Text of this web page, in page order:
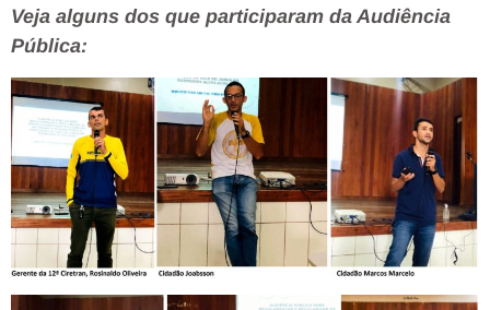
Veja alguns dos que participaram da Audiência
Pública: